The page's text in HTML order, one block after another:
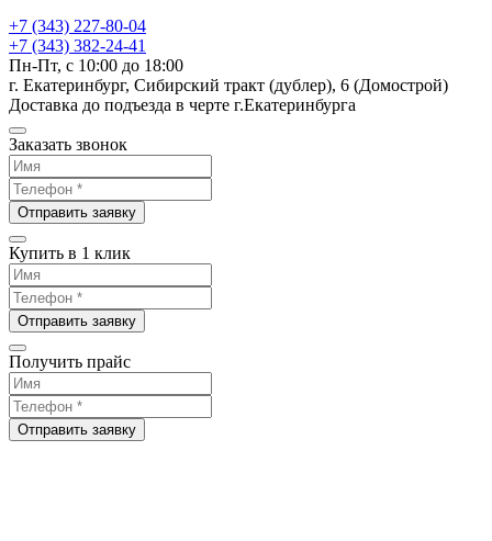
+7 (343) 227-80-04
+7 (343) 382-24-41
Пн-Пт, с 10:00 до 18:00
г. Екатеринбург, Сибирский тракт (дублер), 6 (Домострой)
Доставка до подъезда в черте г.Екатеринбурга
Заказать звонок
Отправить заявку
Купить в 1 клик
Отправить заявку
Получить прайс
Отправить заявку